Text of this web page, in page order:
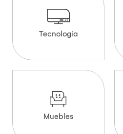
Tecnología
Muebles